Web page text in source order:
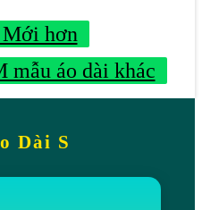
hơn
áo dài khác
Dài S